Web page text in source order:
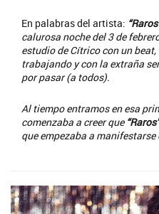
En palabras del artista:
calurosa noche del 3 de
estudio de Cítrico con un
trabajando y con la extraña
por pasar (a todos).
Al tiempo entramos en esa
comenzaba a creer que “Raros”
que empezaba a manifestarse